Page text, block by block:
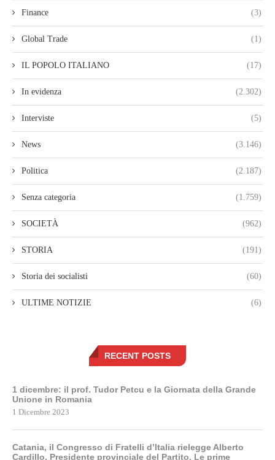
Finance (3)
Global Trade (1)
IL POPOLO ITALIANO (17)
In evidenza (2.302)
Interviste (5)
News (3.146)
Politica (2.187)
Senza categoria (1.759)
SOCIETÀ (962)
STORIA (191)
Storia dei socialisti (60)
ULTIME NOTIZIE (6)
RECENT POSTS
1 dicembre: il prof. Tudor Petcu e la Giornata della Grande
Unione in Romania
1 Dicembre 2023
Catania, il Congresso di Fratelli d’Italia rielegge Alberto
Cardillo, Presidente provinciale del Partito. Le prime